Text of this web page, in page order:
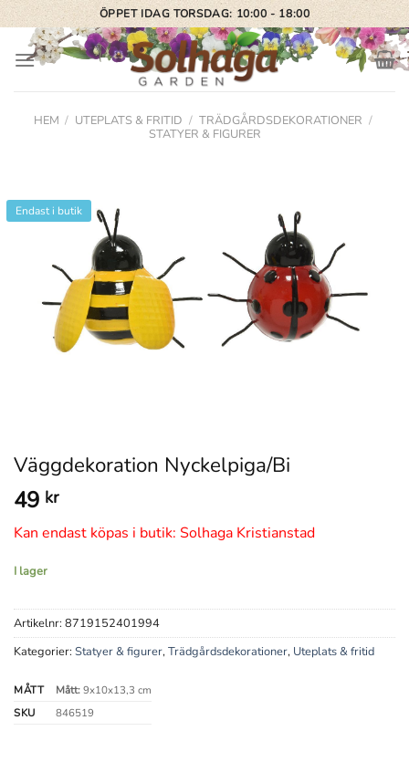
Skip
to
content
ÖPPET IDAG TORSDAG: 10:00 - 18:00
HEM / UTEPLATS & FRITID / TRÄDGÅRDSDEKORATIONER /
STATYER & FIGURER
Endast i butik
Väggdekoration Nyckelpiga/Bi
49 kr
Kan endast köpas i butik: Solhaga Kristianstad
I lager
Artikelnr: 8719152401994
Kategorier: Statyer & figurer,Trädgårdsdekorationer, Uteplats & fritid
MÅTT Mått:9x10x13,3 cm
SKU
846519